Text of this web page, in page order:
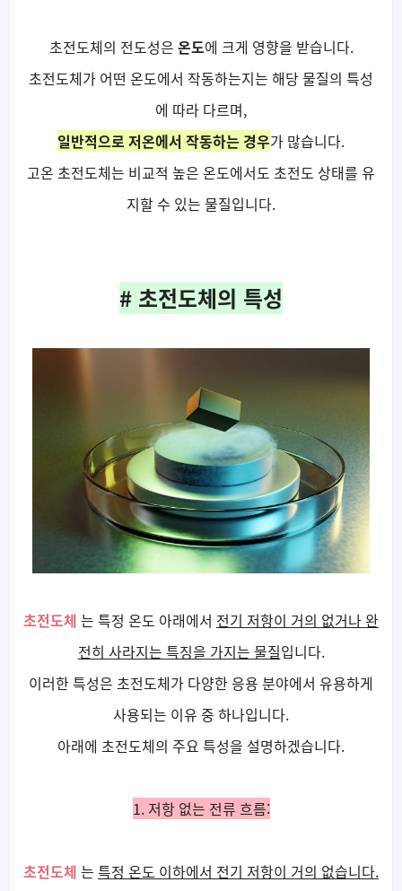
초전도체의 전도성은 온도에 크게 영향을 받습니다.
초전도체가 어떤 온도에서 작동하는지는 해당 물질의 특성
에 따라 다르며,
일반적으로 저온에서 작동하는 경우가 많습니다.
고온 초전도체는 비교적 높은 온도에서도 초전도 상태를 유
지할 수 있는 물질입니다.
# 초전도체의 특성
초전도체 는 특정 온도 아래에서 전기 저항이 거의 없거나 완
전히 사라지는 특징을 가지는 물질입니다.
이러한 특성은 초전도체가 다양한 응용 분야에서 유용하게
사용되는 이유 중 하나입니다.
아래에 초전도체의 주요 특성을 설명하겠습니다.
1. 저항 없는 전류 흐름:
초전도체 는 특정 온도 이하에서 전기 저항이 거의 없습니다.